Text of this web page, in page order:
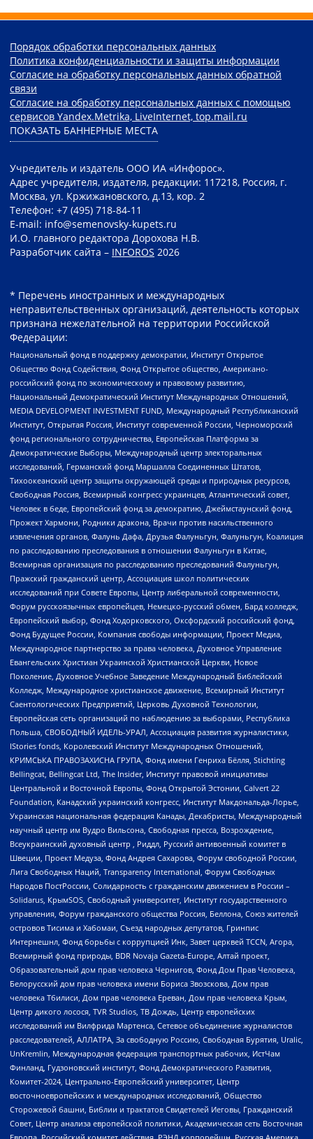
Порядок обработки персональных данных
Политика конфиденциальности и защиты информации
Согласие на обработку персональных данных обратной
связи
Согласие на обработку персональных данных с помощью
сервисов Yandex.Metrika, LiveInternet, top.mail.ru
ПОКАЗАТЬ БАННЕРНЫЕ МЕСТА
Учредитель и издатель ООО ИА «Инфорос».
Адрес учредителя, издателя, редакции: 117218, Россия, г.
Москва, ул. Кржижановского, д.13, кор. 2
Телефон: +7 (495) 718-84-11
E-mail: info@semenovsky-kupets.ru
И.О. главного редактора Дорохова Н.В.
Разработчик сайта – INFOROS 2026
* Перечень иностранных и международных
неправительственных организаций, деятельность которых
признана нежелательной на территории Российской
Федерации:
Национальный фонд в поддержку демократии, Институт Открытое
Общество Фонд Содействия, Фонд Открытое общество, Американо-
российский фонд по экономическому и правовому развитию,
Национальный Демократический Институт Международных Отношений,
MEDIA DEVELOPMENT INVESTMENT FUND, Международный Республиканский
Институт, Открытая Россия, Институт современной России, Черноморский
фонд регионального сотрудничества, Европейская Платформа за
Демократические Выборы, Международный центр электоральных
исследований, Германский фонд Маршалла Соединенных Штатов,
Тихоокеанский центр защиты окружающей среды и природных ресурсов,
Свободная Россия, Всемирный конгресс украинцев, Атлантический совет,
Человек в беде, Европейский фонд за демократию, Джеймстаунский фонд,
Прожект Хармони, Родники дракона, Врачи против насильственного
извлечения органов, Фалунь Дафа, Друзья Фалуньгун, Фалуньгун, Коалиция
по расследованию преследования в отношении Фалуньгун в Китае,
Всемирная организация по расследованию преследований Фалуньгун,
Пражский гражданский центр, Ассоциация школ политических
исследований при Совете Европы, Центр либеральной современности,
Форум русскоязычных европейцев, Немецко-русский обмен, Бард колледж,
Европейский выбор, Фонд Ходорковского, Оксфордский российский фонд,
Фонд Будущее России, Компания свободы информации, Проект Медиа,
Международное партнерство за права человека, Духовное Управление
Евангельских Христиан Украинской Христианской Церкви, Новое
Поколение, Духовное Учебное Заведение Международный Библейский
Колледж, Международное христианское движение, Всемирный Институт
Саентологических Предприятий, Церковь Духовной Технологии,
Европейская сеть организаций по наблюдению за выборами, Республика
Польша, СВОБОДНЫЙ ИДЕЛЬ-УРАЛ, Ассоциация развития журналистики,
IStories fonds, Королевский Институт Международных Отношений,
КРИМСЬКА ПРАВОЗАХИСНА ГРУПА, Фонд имени Генриха Бёлля, Stichting
Bellingcat, Bellingcat Ltd, The Insider, Институт правовой инициативы
Центральной и Восточной Европы, Фонд Открытой Эстонии, Calvert 22
Foundation, Канадский украинский конгресс, Институт Макдональда-Лорье,
Украинская национальная федерация Канады, Декабристы, Международный
научный центр им Вудро Вильсона, Свободная пресса, Возрождение,
Всеукраинский духовный центр , Риддл, Русский антивоенный комитет в
Швеции, Проект Медуза, Фонд Андрея Сахарова, Форум свободной России,
Лига Свободных Наций, Transparеncy International, Форум Свободных
Народов ПостРоссии, Солидарность с гражданским движением в России –
Solidarus, КрымSOS, Свободный университет, Институт государственного
управления, Форум гражданского общества Россия, Беллона, Союз жителей
островов Тисима и Хабомаи, Съезд народных депутатов, Гринпис
Интернешнл, Фонд борьбы с коррупцией Инк, Завет церквей TCCN, Агора,
Всемирный фонд природы, BDR Novaja Gazeta-Europe, Алтай проект,
Образовательный дом прав человека Чернигов, Фонд Дом Прав Человека,
Белорусский дом прав человека имени Бориса Звозскова, Дом прав
человека Тбилиси, Дом прав человека Ереван, Дом прав человека Крым,
Центр дикого лосося, TVR Studios, ТВ Дождь, Центр европейских
исследований им Вилфрида Мартенса, Сетевое объединение журналистов
расследователей, АЛЛАТРА, За свободную Россию, Свободная Бурятия, Uralic,
UnKremlin, Международная федерация транспортных рабочих, ИстЧам
Финланд, Гудзоновский институт, Фонд Демократического Развития,
Комитет-2024, Центрально-Европейский университет, Центр
восточноевропейских и международных исследований, Общество
Сторожевой башни, Библии и трактатов Свидетелей Иеговы, Гражданский
Совет, Центр анализа европейской политики, Академическая сеть Восточная